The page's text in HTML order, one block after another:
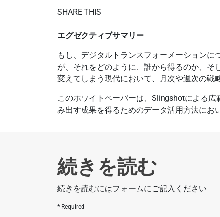
SHARE THIS
エグゼクティブサマリー
もし、デジタルトランスフォーメーション
が、それをどのように、誰から得るのか、
変えてしまう現代において、月次や週次の戦
このホワイトペーパーは、Slingshotによる
み出す成果を得るためのデータ活用方法にお
続きを読む
続きを読むにはフォームにご記入ください
Required